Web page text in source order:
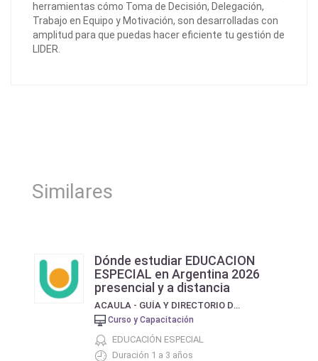
herramientas cómo Toma de Decisión, Delegación,
Trabajo en Equipo y Motivación, son desarrolladas con
amplitud para que puedas hacer eficiente tu gestión de
LIDER.
Similares
Dónde estudiar EDUCACION
ESPECIAL en Argentina 2026
presencial y a distancia
ACAULA - GUÍA Y DIRECTORIO DE CURSOS Y CARRERAS
Curso y Capacitación
EDUCACIÓN ESPECIAL
Duración 1 a 3 años